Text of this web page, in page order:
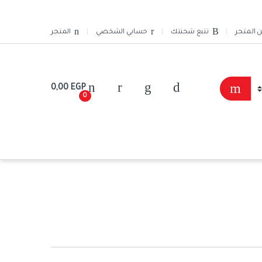
المتجر تتبع شحنتك حسابي الشخصي المتجر
0
0,00 EGP